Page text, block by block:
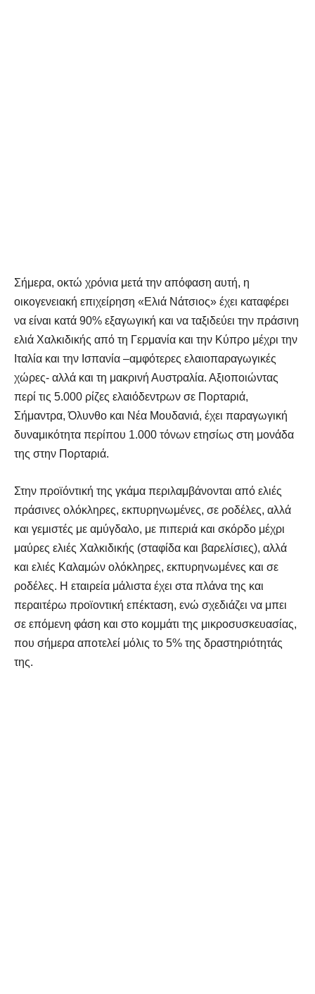
Σήμερα, οκτώ χρόνια μετά την απόφαση αυτή, η
οικογενειακή επιχείρηση «Ελιά Νάτσιος» έχει καταφέρει
να είναι κατά 90% εξαγωγική και να ταξιδεύει την πράσινη
ελιά Χαλκιδικής από τη Γερμανία και την Κύπρο μέχρι την
Ιταλία και την Ισπανία –αμφότερες ελαιοπαραγωγικές
χώρες- αλλά και τη μακρινή Αυστραλία. Αξιοποιώντας
περί τις 5.000 ρίζες ελαιόδεντρων σε Πορταριά,
Σήμαντρα, Όλυνθο και Νέα Μουδανιά, έχει παραγωγική
δυναμικότητα περίπου 1.000 τόνων ετησίως στη μονάδα
της στην Πορταριά.
Στην προϊόντική της γκάμα περιλαμβάνονται από ελιές
πράσινες ολόκληρες, εκπυρηνωμένες, σε ροδέλες, αλλά
και γεμιστές με αμύγδαλο, με πιπεριά και σκόρδο μέχρι
μαύρες ελιές Χαλκιδικής (σταφίδα και βαρελίσιες), αλλά
και ελιές Καλαμών ολόκληρες, εκπυρηνωμένες και σε
ροδέλες. Η εταιρεία μάλιστα έχει στα πλάνα της και
περαιτέρω προϊοντική επέκταση, ενώ σχεδιάζει να μπει
σε επόμενη φάση και στο κομμάτι της μικροσυσκευασίας,
που σήμερα αποτελεί μόλις το 5% της δραστηριότητάς
της.